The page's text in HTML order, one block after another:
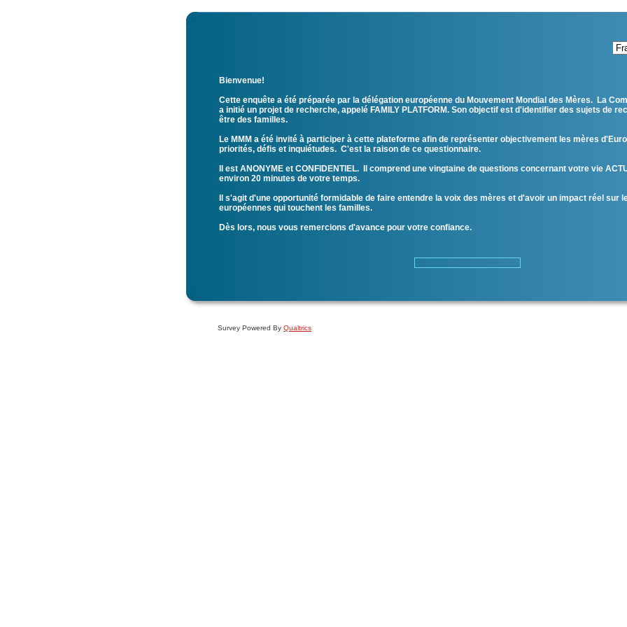
Bienvenue!
Cette enquête a été préparée par la délégation européenne du Mouvement Mondial des Mères. La
a initié un projet de recherche, appelé FAMILY PLATFORM. Son objectif est d'identifier des sujets de
être des familles.
Le MMM a été invité à participer à cette plateforme afin de représenter objectivement les mères
priorités, défis et inquiétudes. C'est la raison de ce questionnaire.
Il est ANONYME et CONFIDENTIEL. Il comprend une vingtaine de questions concernant votre vie
environ 20 minutes de votre temps.
Il s'agit d'une opportunité formidable de faire entendre la voix des mères et d'avoir un impact réel sur
européennes qui touchent les familles.
Dès lors, nous vous remercions d'avance pour votre confiance.
Survey Powered By Qualtrics